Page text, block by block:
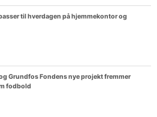
til hverdagen på hjemmekontor og
Grundfos Fondens nye projekt fremmer
fodbold